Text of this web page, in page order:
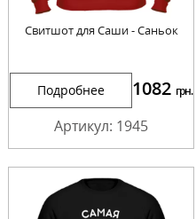
Свитшот для Саши - Саньок
Подробнее 1082 грн.
Артикул: 1945